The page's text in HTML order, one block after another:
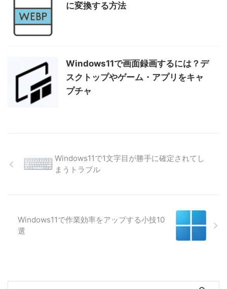
に変換する方法
Windows11で画面録画するには？デ
スクトップやゲーム・アプリをキャ
プチャ
Windows11で1文字目が勝手に確定されてし
まうトラブル
Windows11で作業効率をアップする小技10
選